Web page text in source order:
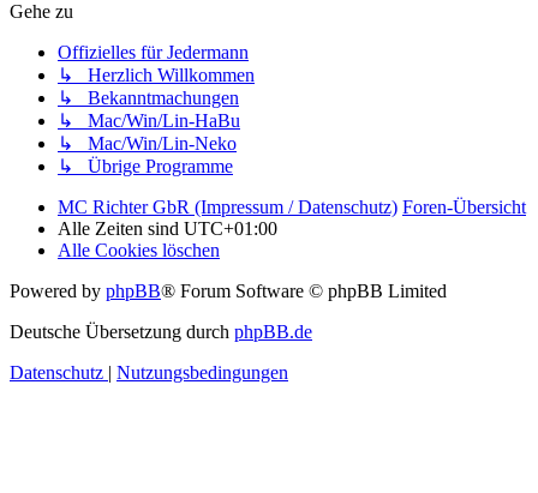
Gehe zu
Offizielles für Jedermann
↳ Herzlich Willkommen
↳ Bekanntmachungen
↳ Mac/Win/Lin-HaBu
↳ Mac/Win/Lin-Neko
↳ Übrige Programme
MC Richter GbR (Impressum / Datenschutz) Foren-Übersicht
Alle Zeiten sind UTC+01:00
Alle Cookies löschen
Powered by phpBB® Forum Software © phpBB Limited
Deutsche Übersetzung durch phpBB.de
Datenschutz
Nutzungsbedingungen